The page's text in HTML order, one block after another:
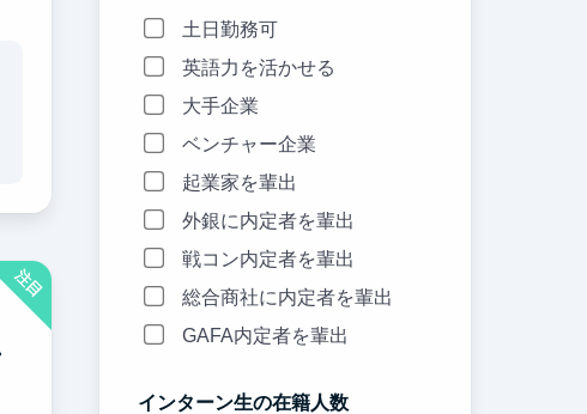
注目
土日勤務可
英語力を活かせる
大手企業
ベンチャー企業
起業家を輩出
外銀に内定者を輩出
戦コン内定者を輩出
総合商社に内定者を輩出
GAFA内定者を輩出
インターン生の在籍人数